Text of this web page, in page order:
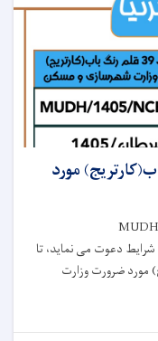
قلم رنگ باب(کارتریج) مورد
دعوت می نماید، تا
مورد ضرورت وزارت